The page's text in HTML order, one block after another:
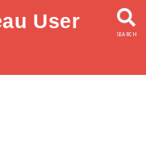
User
SEARCH